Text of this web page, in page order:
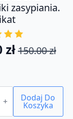
zasypiania.
150.00zł
zł.
zł
Dodaj Do
Koszyka